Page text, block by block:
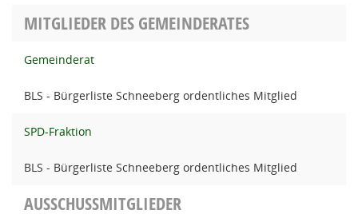
MITGLIEDER DES GEMEINDERATES
Gemeinderat
BLS - Bürgerliste Schneeberg ordentliches Mitglied
SPD-Fraktion
BLS - Bürgerliste Schneeberg ordentliches Mitglied
AUSSCHUSSMITGLIEDER